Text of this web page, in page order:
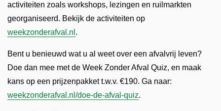
activiteiten zoals workshops, lezingen en ruilmarkten
georganiseerd. Bekijk de activiteiten op
weekzonderafval.nl .
Bent u benieuwd wat u al weet over een afvalvrij leven?
Doe dan mee met de Week Zonder Afval Quiz, en maak
kans op een prijzenpakket t.w.v. €190. Ga naar:
weekzonderafval.nl/doe-de-afval-quiz.